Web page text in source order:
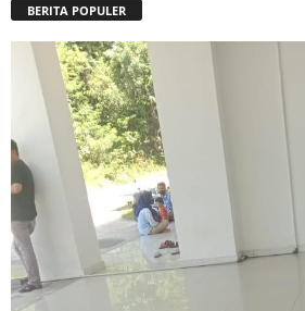
BERITA POPULER